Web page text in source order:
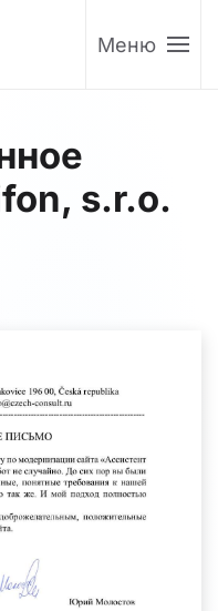
Меню
s.r.o.